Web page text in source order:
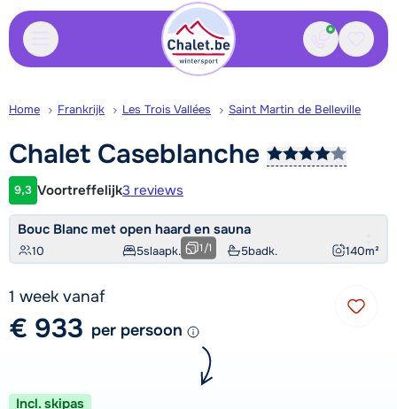
Contact
Home Frankrijk Les Trois Vallées Saint Martin de Belleville
Chalet Caseblanche
Klantwaardering
9,3 Voortreffelijk3 reviews
Bouc Blanc met open haard en sauna
10 5slaapk. 5badk. 140m²
1/1
1 week vanaf
€ 933 per persoon
Incl. skipas